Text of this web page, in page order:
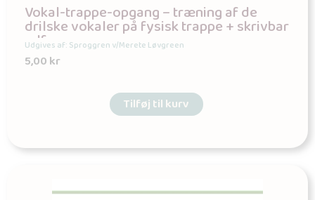
Vokal-trappe-opgang – træning af de
drilske vokaler på fysisk trappe + skrivbar
pdf
Udgives af: Sproggren v/Merete Løvgreen
5,00kr
Tilføj til kurv